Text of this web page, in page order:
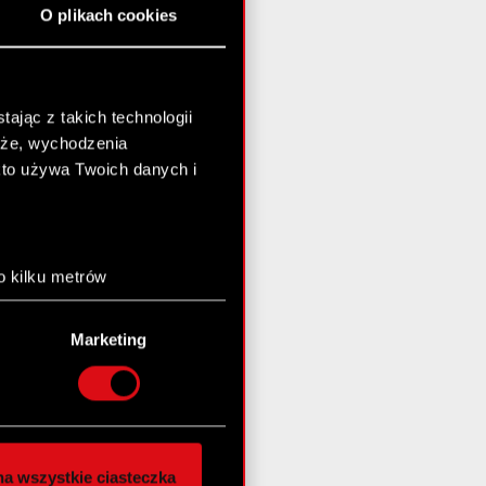
O plikach cookies
z takich technologii
wychodzenia
używa Twoich danych i
kilku metrów
(fingerprinting,
preferencje w
chwili.
i
Marketing
wszystkie ciasteczka